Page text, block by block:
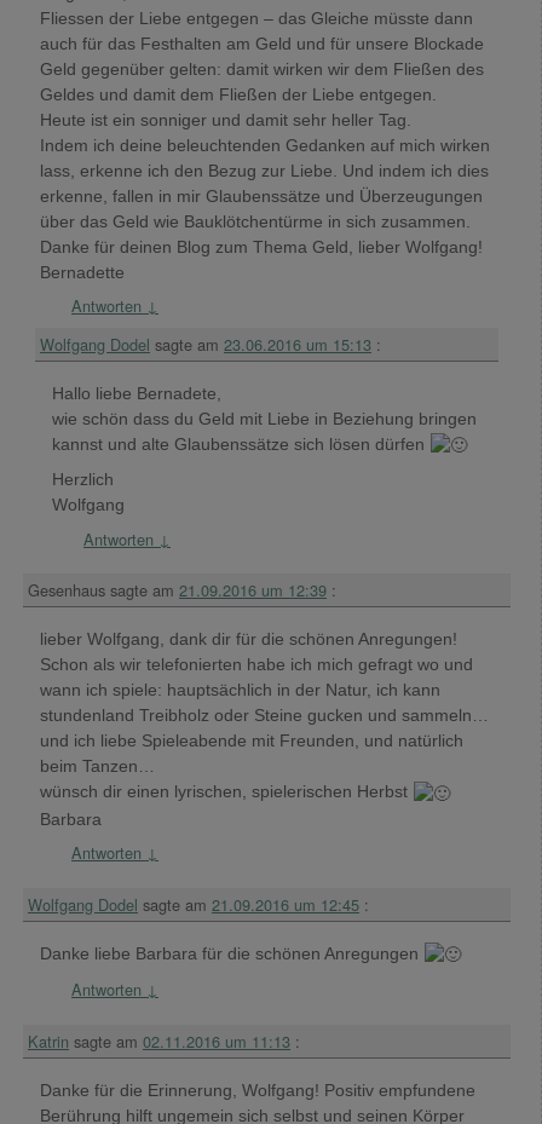
Fliessen der Liebe entgegen – das Gleiche müsste dann
auch für das Festhalten am Geld und für unsere Blockade
Geld gegenüber gelten: damit wirken wir dem Fließen des
Geldes und damit dem Fließen der Liebe entgegen.
Heute ist ein sonniger und damit sehr heller Tag.
Indem ich deine beleuchtenden Gedanken auf mich wirken
lass, erkenne ich den Bezug zur Liebe. Und indem ich dies
erkenne, fallen in mir Glaubenssätze und Überzeugungen
über das Geld wie Bauklötchentürme in sich zusammen.
Danke für deinen Blog zum Thema Geld, lieber Wolfgang!
Bernadette
Antworten ↓
Wolfgang Dodel sagte am 23.06.2016 um 15:13 :
Hallo liebe Bernadete,
wie schön dass du Geld mit Liebe in Beziehung bringen
kannst und alte Glaubenssätze sich lösen dürfen
Herzlich
Wolfgang
Antworten ↓
Gesenhaus sagte am 21.09.2016 um 12:39 :
lieber Wolfgang, dank dir für die schönen Anregungen!
Schon als wir telefonierten habe ich mich gefragt wo und
wann ich spiele: hauptsächlich in der Natur, ich kann
stundenland Treibholz oder Steine gucken und sammeln…
und ich liebe Spieleabende mit Freunden, und natürlich
beim Tanzen…
wünsch dir einen lyrischen, spielerischen Herbst
Barbara
Antworten ↓
Wolfgang Dodel sagte am 21.09.2016 um 12:45 :
Danke liebe Barbara für die schönen Anregungen
Antworten ↓
Katrin sagte am 02.11.2016 um 11:13 :
Danke für die Erinnerung, Wolfgang! Positiv empfundene
Berührung hilft ungemein sich selbst und seinen Körper